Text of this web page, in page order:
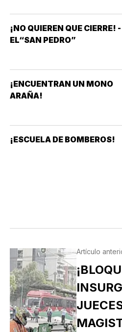
¡NO QUIEREN QUE CIERRE! -
EL“SAN PEDRO”
¡ENCUENTRAN UN MONO
ARAÑA!
¡ESCUELA DE BOMBEROS!
Artículo